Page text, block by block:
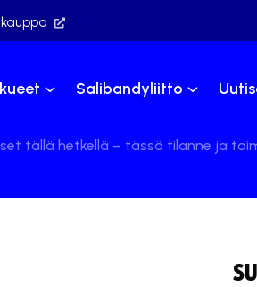
Salibandyliitto
tällä hetkellä – tässä tilanne ja